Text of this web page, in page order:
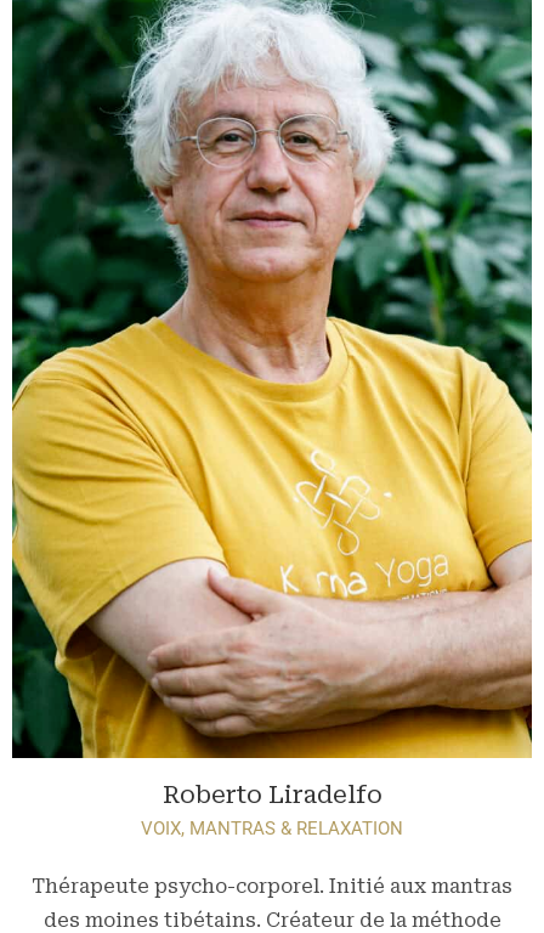
Roberto Liradelfo
VOIX, MANTRAS & RELAXATION
Thérapeute psycho-corporel. Initié aux mantras
des moines tibétains. Créateur de la méthode